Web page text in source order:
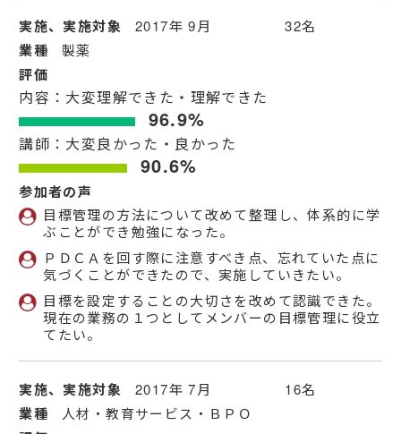
実施、実施対象 2017年 9月 32名
業種 製薬
評価
内容：大変理解できた・理解できた
96.9%
講師：大変良かった・良かった
90.6%
参加者の声
目標管理の方法について改めて整理し、体系的に学
ぶことができ勉強になった。
ＰＤＣＡを回す際に注意すべき点、忘れていた点に
気づくことができたので、実施していきたい。
目標を設定することの大切さを改めて認識できた。
現在の業務の１つとしてメンバーの目標管理に役立
てたい。
実施、実施対象 2017年 7月 16名
業種 人材・教育サービス・ＢＰＯ